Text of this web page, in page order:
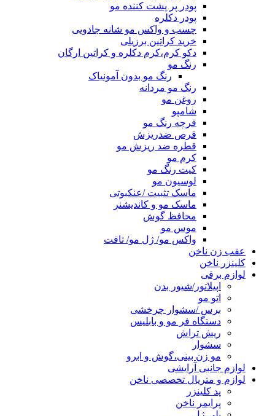
پودر پر پشت کننده مو
پودر دکلره
چسب و واکس مو شانه جادویی
خرید کراتین برزیلی
دکو کرم،کرم دکلره و کراتین ارگان
رنگ مو
رنگ مو بدون آمونیاک
رنگ مو مردانه
روغن مو
شامپو
فرچه رنگ مو
قرص ضدریزش
قطره ضد ریزش مو
کرم مو
کیت رنگ مو
لوسیون مو
ماسک تثبیت /عنکبوتی
ماسک مو و کاندیشنر
محافظ گوش
موس مو
واکس مو/ ژل مو/ تافت
عقب زن ناخن
کلینزر ناخن
لوازم برقی
اپیلاتور/شیور بدن
اتو مو
برس /سشوار چرخشی
دستگاه فر مو و بابلیس
ریش تراش
سشوار
مو زن بینی،گوش و ابرو
لوازم جانبی آرایشی
لوازم و متریال تخصصی ناخن
پد کلینزر
پرایمر ناخن